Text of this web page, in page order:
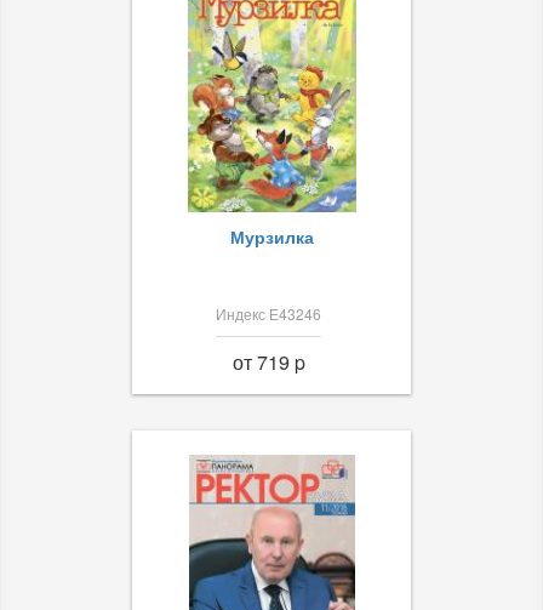
Мурзилка
Индекс Е43246
от 719 p